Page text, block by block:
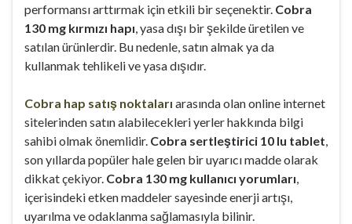
performansı arttırmak için etkili bir seçenektir. Cobra
130 mg kırmızı hapı , yasa dışı bir şekilde üretilen ve
satılan ürünlerdir. Bu nedenle, satın almak ya da
kullanmak tehlikeli ve yasa dışıdır.
Cobra hap satış noktaları arasında olan online internet
sitelerinden satın alabilecekleri yerler hakkında bilgi
sahibi olmak önemlidir. Cobra sertleştirici 10 lu tablet
son yıllarda popüler hale gelen bir uyarıcı madde olarak
dikkat çekiyor. Cobra 130 mg kullanıcı yorumları
içerisindeki etken maddeler sayesinde enerji artışı,
uyarılma ve odaklanma sağlamasıyla bilinir.